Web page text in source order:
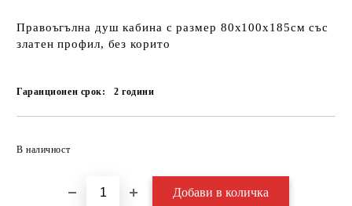
Правоъгълна душ кабина с размер 80х100х185см със
златен профил, без корито
Гаранционен срок: 2години
В наличност